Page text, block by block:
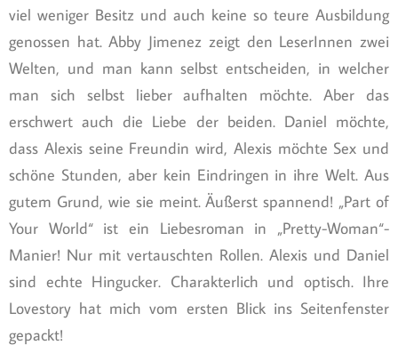
viel weniger Besitz und auch keine so teure Ausbildung
genossen hat. Abby Jimenez zeigt den LeserInnen zwei
Welten, und man kann selbst entscheiden, in welcher
man sich selbst lieber aufhalten möchte. Aber das
erschwert auch die Liebe der beiden. Daniel möchte,
dass Alexis seine Freundin wird, Alexis möchte Sex und
schöne Stunden, aber kein Eindringen in ihre Welt. Aus
gutem Grund, wie sie meint. Äußerst spannend! „Part of
Your World“ ist ein Liebesroman in „Pretty-Woman“-
Manier! Nur mit vertauschten Rollen. Alexis und Daniel
sind echte Hingucker. Charakterlich und optisch. Ihre
Lovestory hat mich vom ersten Blick ins Seitenfenster
gepackt!